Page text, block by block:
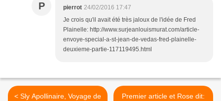
P pierrot 24/02/2016 17:47
Je crois qu'il avait été très jaloux de l'idée de Fred
Plainelle: http://www.surjeanlouismurat.com/article-
envoye-special-a-st-jean-de-vedas-fred-plainelle-
deuxieme-partie-117119495.html
< Sly Apollinaire, Voyage de
Premier article et Rose dit: